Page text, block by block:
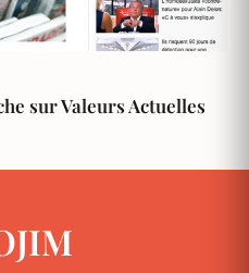
sur Valeurs Actuelles